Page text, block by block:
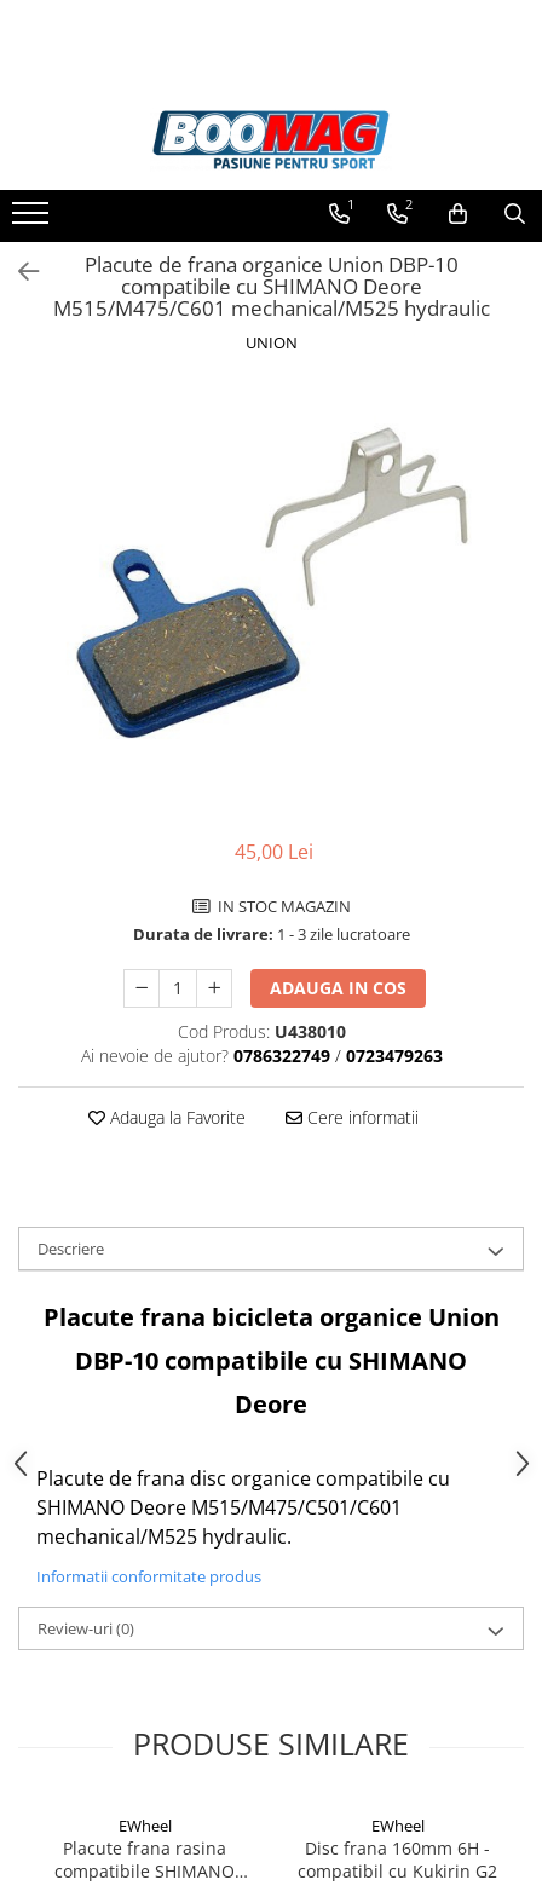
Biciclete copii
Biciclete dama
Biciclete mountain bike (MTB)
Accesorii biciclete
Scaun bicicleta copii
Chei si scule bicicleta
Portbagaj bicicleta
Antifurt bicicleta
Bidoane si suporti bicicleta
Suport telefon bicicleta
Oglinzi bicicleta
Cricuri bicicleta
Aparatori noroi bicicleta
Suport bicicleta
Piese biciclete
Camera bicicleta
Pinioane
Urechi cadru bicicleta
Mansoane si ghidolina
Ghidoane bicicleta
Cuvete bicicleta
Frana bicicleta
Discuri frana bicicleta
Saboti frana bicicleta
Adaptoare frana bicicleta
1 2
Placute de frana organice Union DBP-10
compatibile cu SHIMANO Deore
M515/M475/C601 mechanical/M525 hydraulic
UNION
45,00 Lei
IN STOC MAGAZIN
Durata de livrare: 1 - 3 zile lucratoare
ADAUGA IN COS
Cod Produs: U438010
Ai nevoie de ajutor? 0786322749 / 0723479263
Adauga la Favorite Cere informatii
Descriere
Placute frana bicicleta organice Union
DBP-10 compatibile cu SHIMANO
Deore
Placute de frana disc organice compatibile cu
SHIMANO Deore M515/M475/C501/C601
mechanical/M525 hydraulic.
Informatii conformitate produs
Review-uri(0)
PRODUSE SIMILARE
EWheel
Placute frana rasina
compatibile SHIMANO
EWheel
Disc frana 160mm 6H -
compatibil cu Kukirin G2